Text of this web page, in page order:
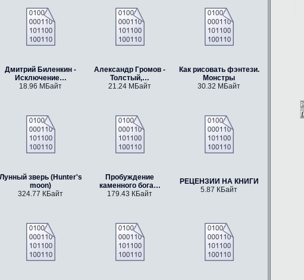
Дмитрий Биленкин -
Исключение…
18.96 МБайт
Александр Громов -
Толстый,…
21.24 МБайт
Как рисовать фэнтези.
Монстры
30.32 МБайт
Лунный зверь (Hunter's
moon)
324.77 КБайт
Пробуждение
каменного бога…
179.43 КБайт
РЕЦЕНЗИИ НА КНИГИ
5.87 КБайт